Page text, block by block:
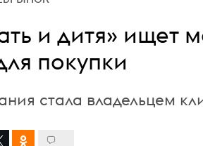
и дитя» ищет
покупки
стала владельцем